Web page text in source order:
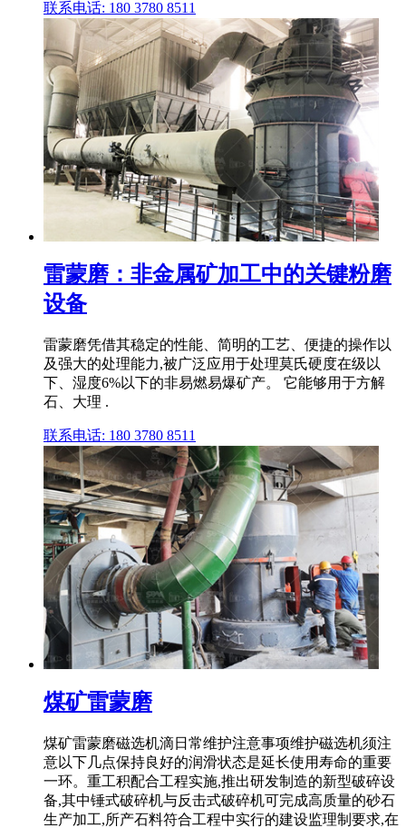
联系电话: 180 3780 8511
雷蒙磨：非金属矿加工中的关键粉磨
设备
雷蒙磨凭借其稳定的性能、简明的工艺、便捷的操作以
及强大的处理能力,被广泛应用于处理莫氏硬度在级以
下、湿度6%以下的非易燃易爆矿产。 它能够用于方解
石、大理 .
联系电话: 180 3780 8511
煤矿雷蒙磨
煤矿雷蒙磨磁选机滴日常维护注意事项维护磁选机须注
意以下几点保持良好的润滑状态是延长使用寿命的重要
一环。重工积配合工程实施,推出研发制造的新型破碎设
备,其中锤式破碎机与反击式破碎机可完成高质量的砂石
生产加工,所产石料符合工程中实行的建设监理制要求,在